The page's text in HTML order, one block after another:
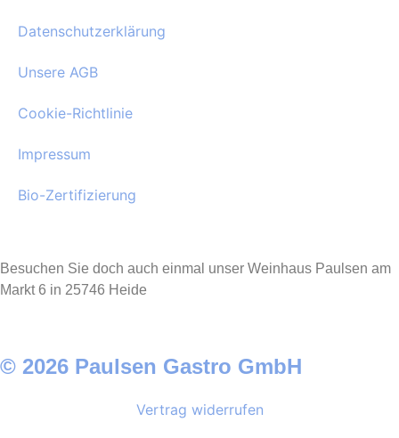
Datenschutzerklärung
Unsere AGB
Cookie-Richtlinie
Impressum
Bio-Zertifizierung
Besuchen Sie doch auch einmal unser Weinhaus Paulsen am
Markt 6 in 25746 Heide
© 2026 Paulsen Gastro GmbH
Vertrag widerrufen